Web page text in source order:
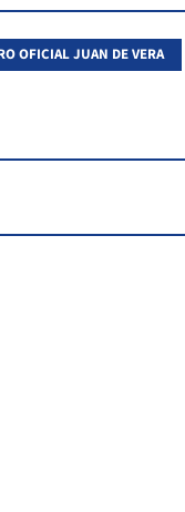
OFICIAL JUAN DE VERA